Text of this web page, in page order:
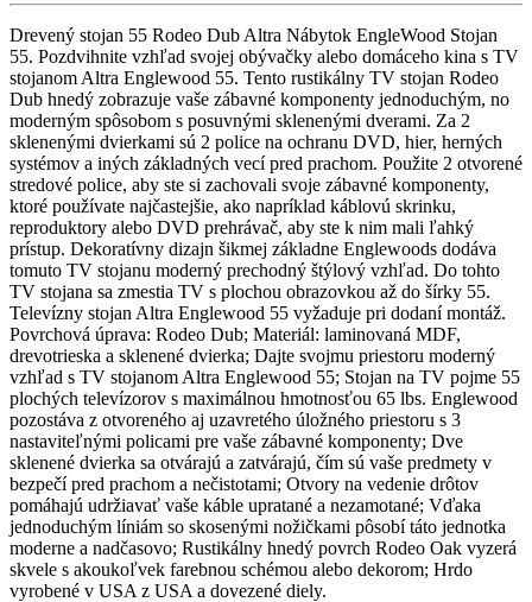
Drevený stojan 55 Rodeo Dub Altra Nábytok EngleWood Stojan
55. Pozdvihnite vzhľad svojej obývačky alebo domáceho kina s TV
stojanom Altra Englewood 55. Tento rustikálny TV stojan Rodeo
Dub hnedý zobrazuje vaše zábavné komponenty jednoduchým, no
moderným spôsobom s posuvnými sklenenými dverami. Za 2
sklenenými dvierkami sú 2 police na ochranu DVD, hier, herných
systémov a iných základných vecí pred prachom. Použite 2 otvorené
stredové police, aby ste si zachovali svoje zábavné komponenty,
ktoré používate najčastejšie, ako napríklad káblovú skrinku,
reproduktory alebo DVD prehrávač, aby ste k nim mali ľahký
prístup. Dekoratívny dizajn šikmej základne Englewoods dodáva
tomuto TV stojanu moderný prechodný štýlový vzhľad. Do tohto
TV stojana sa zmestia TV s plochou obrazovkou až do šírky 55.
Televízny stojan Altra Englewood 55 vyžaduje pri dodaní montáž.
Povrchová úprava: Rodeo Dub; Materiál: laminovaná MDF,
drevotrieska a sklenené dvierka; Dajte svojmu priestoru moderný
vzhľad s TV stojanom Altra Englewood 55; Stojan na TV pojme 55
plochých televízorov s maximálnou hmotnosťou 65 lbs. Englewood
pozostáva z otvoreného aj uzavretého úložného priestoru s 3
nastaviteľnými policami pre vaše zábavné komponenty; Dve
sklenené dvierka sa otvárajú a zatvárajú, čím sú vaše predmety v
bezpečí pred prachom a nečistotami; Otvory na vedenie drôtov
pomáhajú udržiavať vaše káble upratané a nezamotané; Vďaka
jednoduchým líniám so skosenými nožičkami pôsobí táto jednotka
moderne a nadčasovo; Rustikálny hnedý povrch Rodeo Oak vyzerá
skvele s akoukoľvek farebnou schémou alebo dekorom; Hrdo
vyrobené v USA z USA a dovezené diely.